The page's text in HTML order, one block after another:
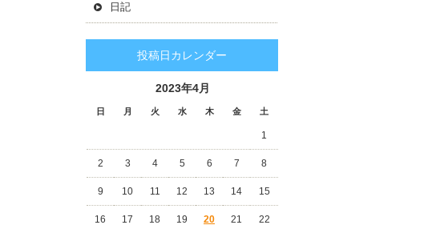
日記
投稿日カレンダー
2023年4月
日 月 火 水 木 金 土
1
2 3 4 5 6 7 8
9 10 11 12 13 14 15
16 17 18 19 20 21 22